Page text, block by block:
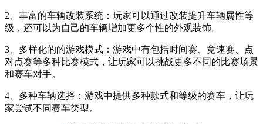
2、丰富的车辆改装系统：玩家可以通过改装提升车辆属性等
级，还可以为自己的车辆增加更多个性的外观装饰。
3、多样化的的游戏模式：游戏中有包括时间赛、竞速赛、点
对点赛等多种比赛模式，让玩家可以挑战更多不同的比赛场景
和赛车对手。
4、多种车辆选择：游戏中提供多种款式和等级的赛车，让玩
家尝试不同赛车类型。